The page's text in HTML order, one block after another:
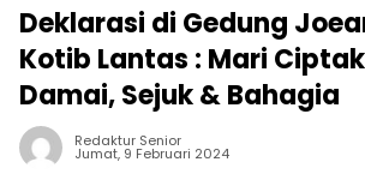
Deklarasi di Gedung
Kotib Lantas : Mari
Damai, Sejuk & Bahagia
Redaktur Senior
Jumat, 9 Februari 2024